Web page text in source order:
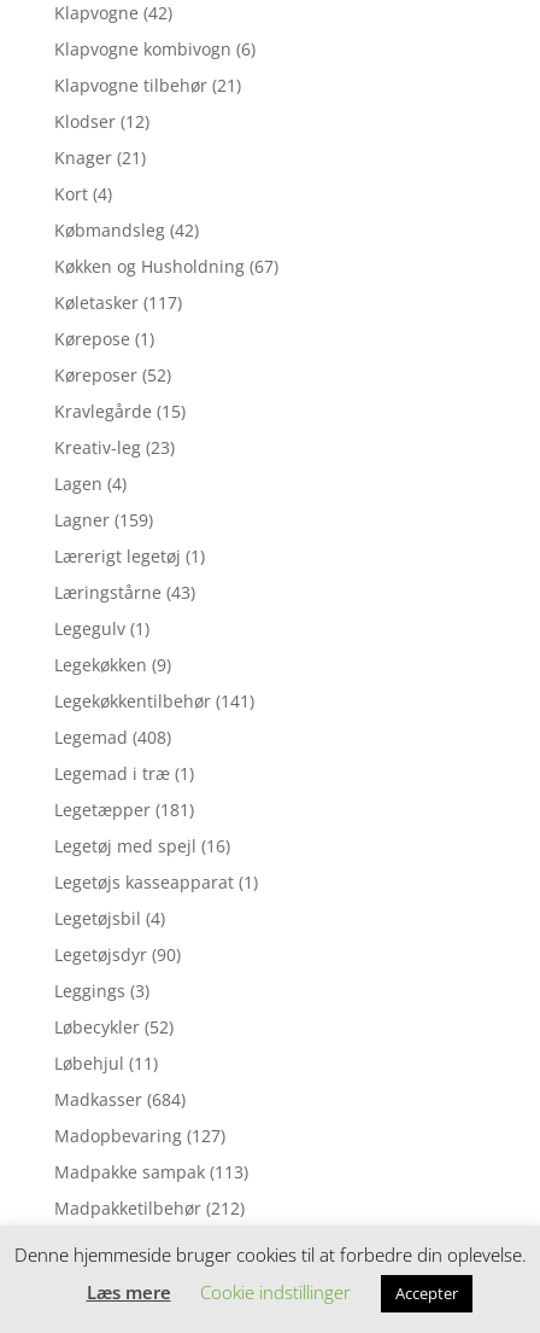
Klapvogne (42)
Klapvogne kombivogn (6)
Klapvogne tilbehør (21)
Klodser (12)
Knager (21)
Kort (4)
Købmandsleg (42)
Køkken og Husholdning (67)
Køletasker (117)
Kørepose (1)
Køreposer (52)
Kravlegårde (15)
Kreativ-leg (23)
Lagen (4)
Lagner (159)
Lærerigt legetøj (1)
Læringstårne (43)
Legegulv (1)
Legekøkken (9)
Legekøkkentilbehør (141)
Legemad (408)
Legemad i træ (1)
Legetæpper (181)
Legetøj med spejl (16)
Legetøjs kasseapparat (1)
Legetøjsbil (4)
Legetøjsdyr (90)
Leggings (3)
Løbecykler (52)
Løbehjul (11)
Madkasser (684)
Madopbevaring (127)
Madpakke sampak (113)
Madpakketilbehør (212)
Madras til juniorseng
Madras til tremmeseng
(1)
Denne hjemmeside bruger cookies til at forbedre din oplevelse.
Læs mere
Cookie indstillinger Accepter